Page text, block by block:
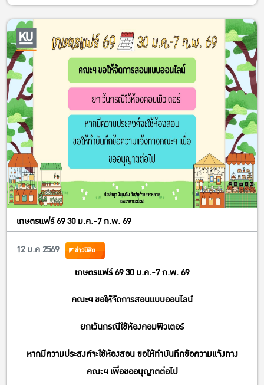
เกษตรแฟร์ 69 30 ม.ค.-7 ก.พ. 69
12 ม.ค 2569
ข่าวนิสิต
เกษตรแฟร์ 69 30 ม.ค.-7 ก.พ. 69
คณะฯ ขอให้จัดการสอนแบบออนไลน์
ยกเว้นกรณีใช้ห้องคอมพิวเตอร์
หากมีความประสงค์จะใช้ห้องสอน ขอให้ทำบันทึกข้อความแจ้งทาง
คณะฯ เพื่อขออนุญาตต่อไป